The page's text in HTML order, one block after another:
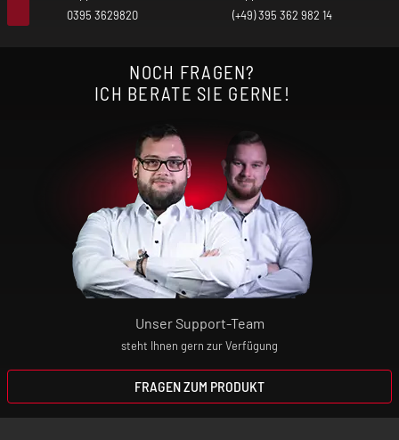
0395 3629820
(+49) 395 362 982 14
NOCH FRAGEN?
ICH BERATE SIE GERNE!
Unser Support-Team
steht Ihnen gern zur Verfügung
FRAGEN ZUM PRODUKT